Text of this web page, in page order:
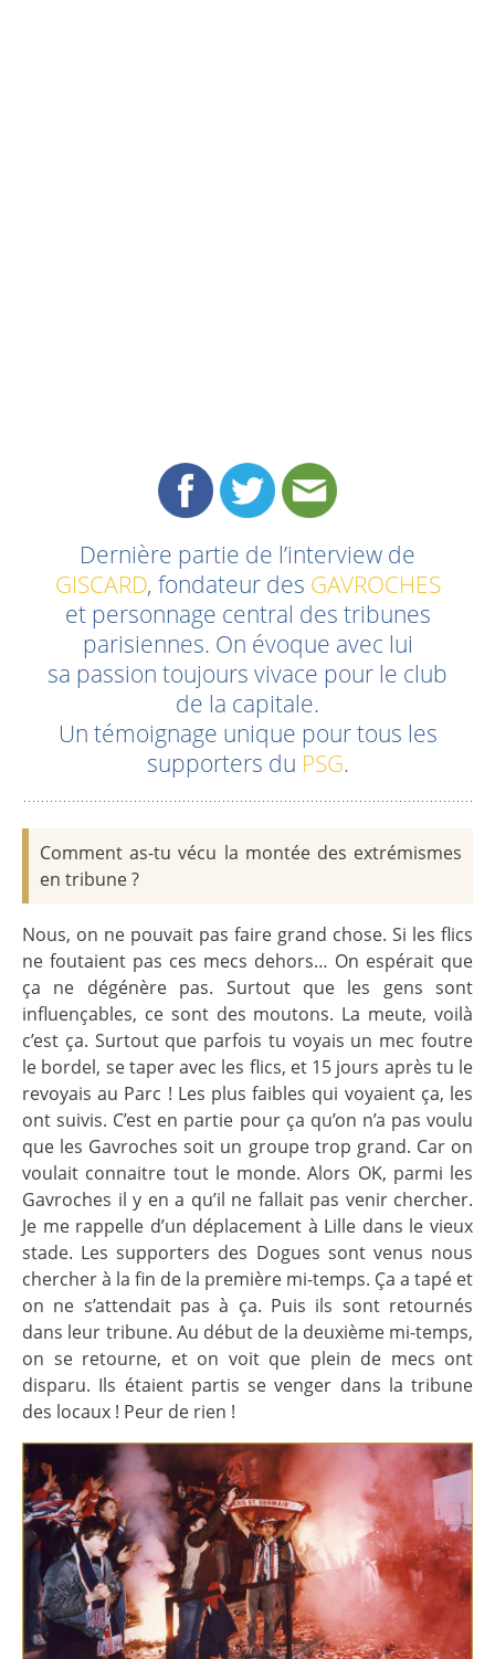
Dernière partie de l’interview de
GISCARD, fondateur des GAVROCHES
et personnage central des tribunes
parisiennes. On évoque avec lui
sa passion toujours vivace pour le club
de la capitale.
Un témoignage unique pour tous les
supporters du PSG.
Comment as-tu vécu la montée des extrémismes
en tribune ?
Nous, on ne pouvait pas faire grand chose. Si les flics
ne foutaient pas ces mecs dehors… On espérait que
ça ne dégénère pas. Surtout que les gens sont
influençables, ce sont des moutons. La meute, voilà
c’est ça. Surtout que parfois tu voyais un mec foutre
le bordel, se taper avec les flics, et 15 jours après tu le
revoyais au Parc ! Les plus faibles qui voyaient ça, les
ont suivis. C’est en partie pour ça qu’on n’a pas voulu
que les Gavroches soit un groupe trop grand. Car on
voulait connaitre tout le monde. Alors OK, parmi les
Gavroches il y en a qu’il ne fallait pas venir chercher.
Je me rappelle d’un déplacement à Lille dans le vieux
stade. Les supporters des Dogues sont venus nous
chercher à la fin de la première mi-temps. Ça a tapé et
on ne s’attendait pas à ça. Puis ils sont retournés
dans leur tribune. Au début de la deuxième mi-temps,
on se retourne, et on voit que plein de mecs ont
disparu. Ils étaient partis se venger dans la tribune
des locaux ! Peur de rien !